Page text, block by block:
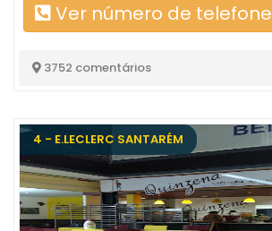
Ver número de telefone
3752 comentários
4 - E.LECLERC SANTARÉM